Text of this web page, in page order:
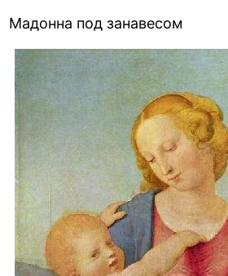
Мадонна под занавесом